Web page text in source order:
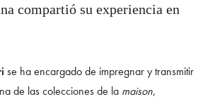
compartió su experiencia en
se ha encargado de impregnar y transmitir
de las colecciones de la maison,